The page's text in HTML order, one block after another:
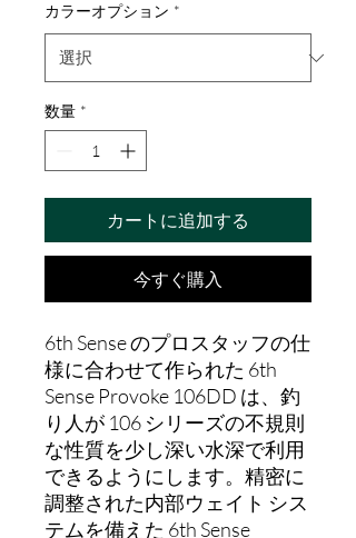
カラーオプション *
数量 *
カートに追加する
今すぐ購入
6th Sense のプロスタッフの仕
様に合わせて作られた 6th
Sense Provoke 106DD は、釣
り人が 106 シリーズの不規則
な性質を少し深い水深で利用
できるようにします。精密に
調整された内部ウェイト シス
テムを備えた 6th Sense